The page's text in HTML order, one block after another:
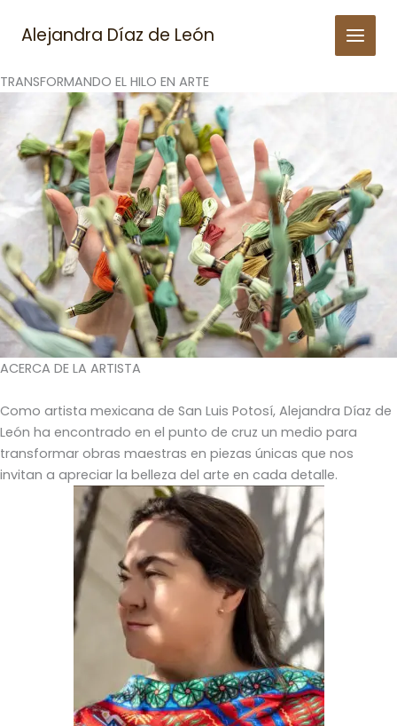
Alejandra Díaz de León
TRANSFORMANDO EL HILO EN ARTE
ACERCA DE LA ARTISTA
Como artista mexicana de San Luis Potosí, Alejandra Díaz de
León ha encontrado en el punto de cruz un medio para
transformar obras maestras en piezas únicas que nos
invitan a apreciar la belleza del arte en cada detalle.